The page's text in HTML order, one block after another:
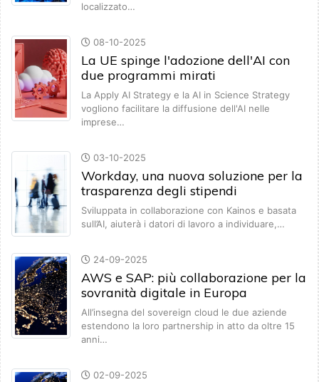
localizzato…
08-10-2025
La UE spinge l'adozione dell'AI con
due programmi mirati
La Apply AI Strategy e la AI in Science Strategy
vogliono facilitare la diffusione dell'AI nelle
imprese…
03-10-2025
Workday, una nuova soluzione per la
trasparenza degli stipendi
Sviluppata in collaborazione con Kainos e basata
sull’AI, aiuterà i datori di lavoro a individuare,…
24-09-2025
AWS e SAP: più collaborazione per la
sovranità digitale in Europa
All’insegna del sovereign cloud le due aziende
estendono la loro partnership in atto da oltre 15
anni…
02-09-2025